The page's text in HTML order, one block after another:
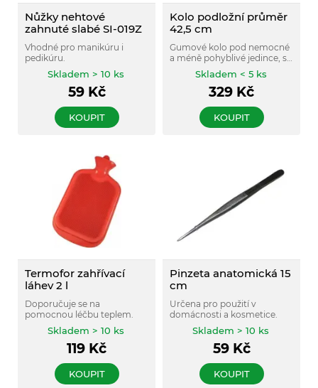
Nůžky nehtové
zahnuté slabé SI-019Z
Vhodné pro manikúru i
pedikúru.
Skladem > 10 ks
59Kč
KOUPIT
Kolo podložní průměr
42,5 cm
Gumové kolo pod nemocné
a méně pohyblivé jedince, s
vypouštěcím ventilkem.
Skladem < 5 ks
329 Kč
KOUPIT
Termofor zahřívací
láhev 2 l
Doporučuje se na
pomocnou léčbu teplem.
Skladem > 10 ks
119 Kč
KOUPIT
Pinzeta anatomická 15
cm
Určena pro použití v
domácnosti a kosmetice.
Skladem > 10 ks
59Kč
KOUPIT